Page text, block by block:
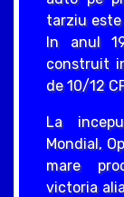
tarziu este
In anul
construit
de 10/12
La
Mondial,
mare
victoria